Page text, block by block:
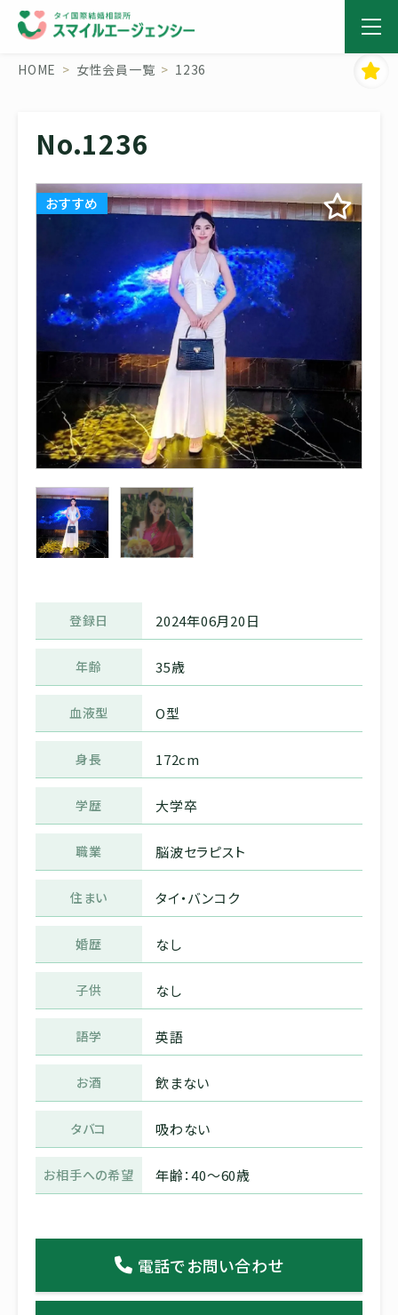
HOME 女性会員一覧 1236
No.1236
おすすめ
おすすめ
おすすめ
おすすめ
登録日 2024年06月20日
年齢 35歳
血液型 O型
身長 172cm
学歴 大学卒
職業 脳波セラピスト
住まい タイ・バンコク
婚歴 なし
子供 なし
語学 英語
お酒 飲まない
タバコ 吸わない
お相手への希望 年齢：40～60歳
電話でお問い合わせ